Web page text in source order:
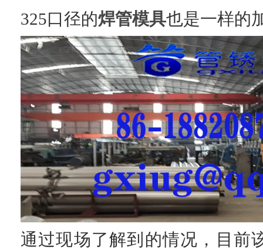
325口径的焊管模具也是一样的
通过现场了解到的情况，目前